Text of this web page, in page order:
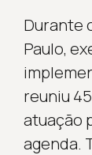
Durante
Paulo,
reuniu
atuação
agenda.